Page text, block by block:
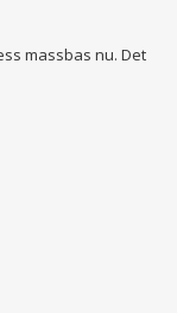
massbas nu. Det